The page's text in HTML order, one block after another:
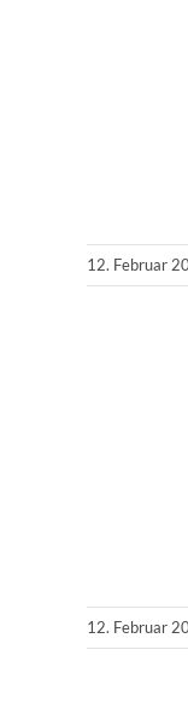
12. Februar
12. Februar